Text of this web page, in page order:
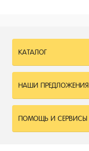
КАТАЛОГ
НАШИ ПРЕДЛОЖЕНИЯ
ПОМОЩЬ И СЕРВИСЫ